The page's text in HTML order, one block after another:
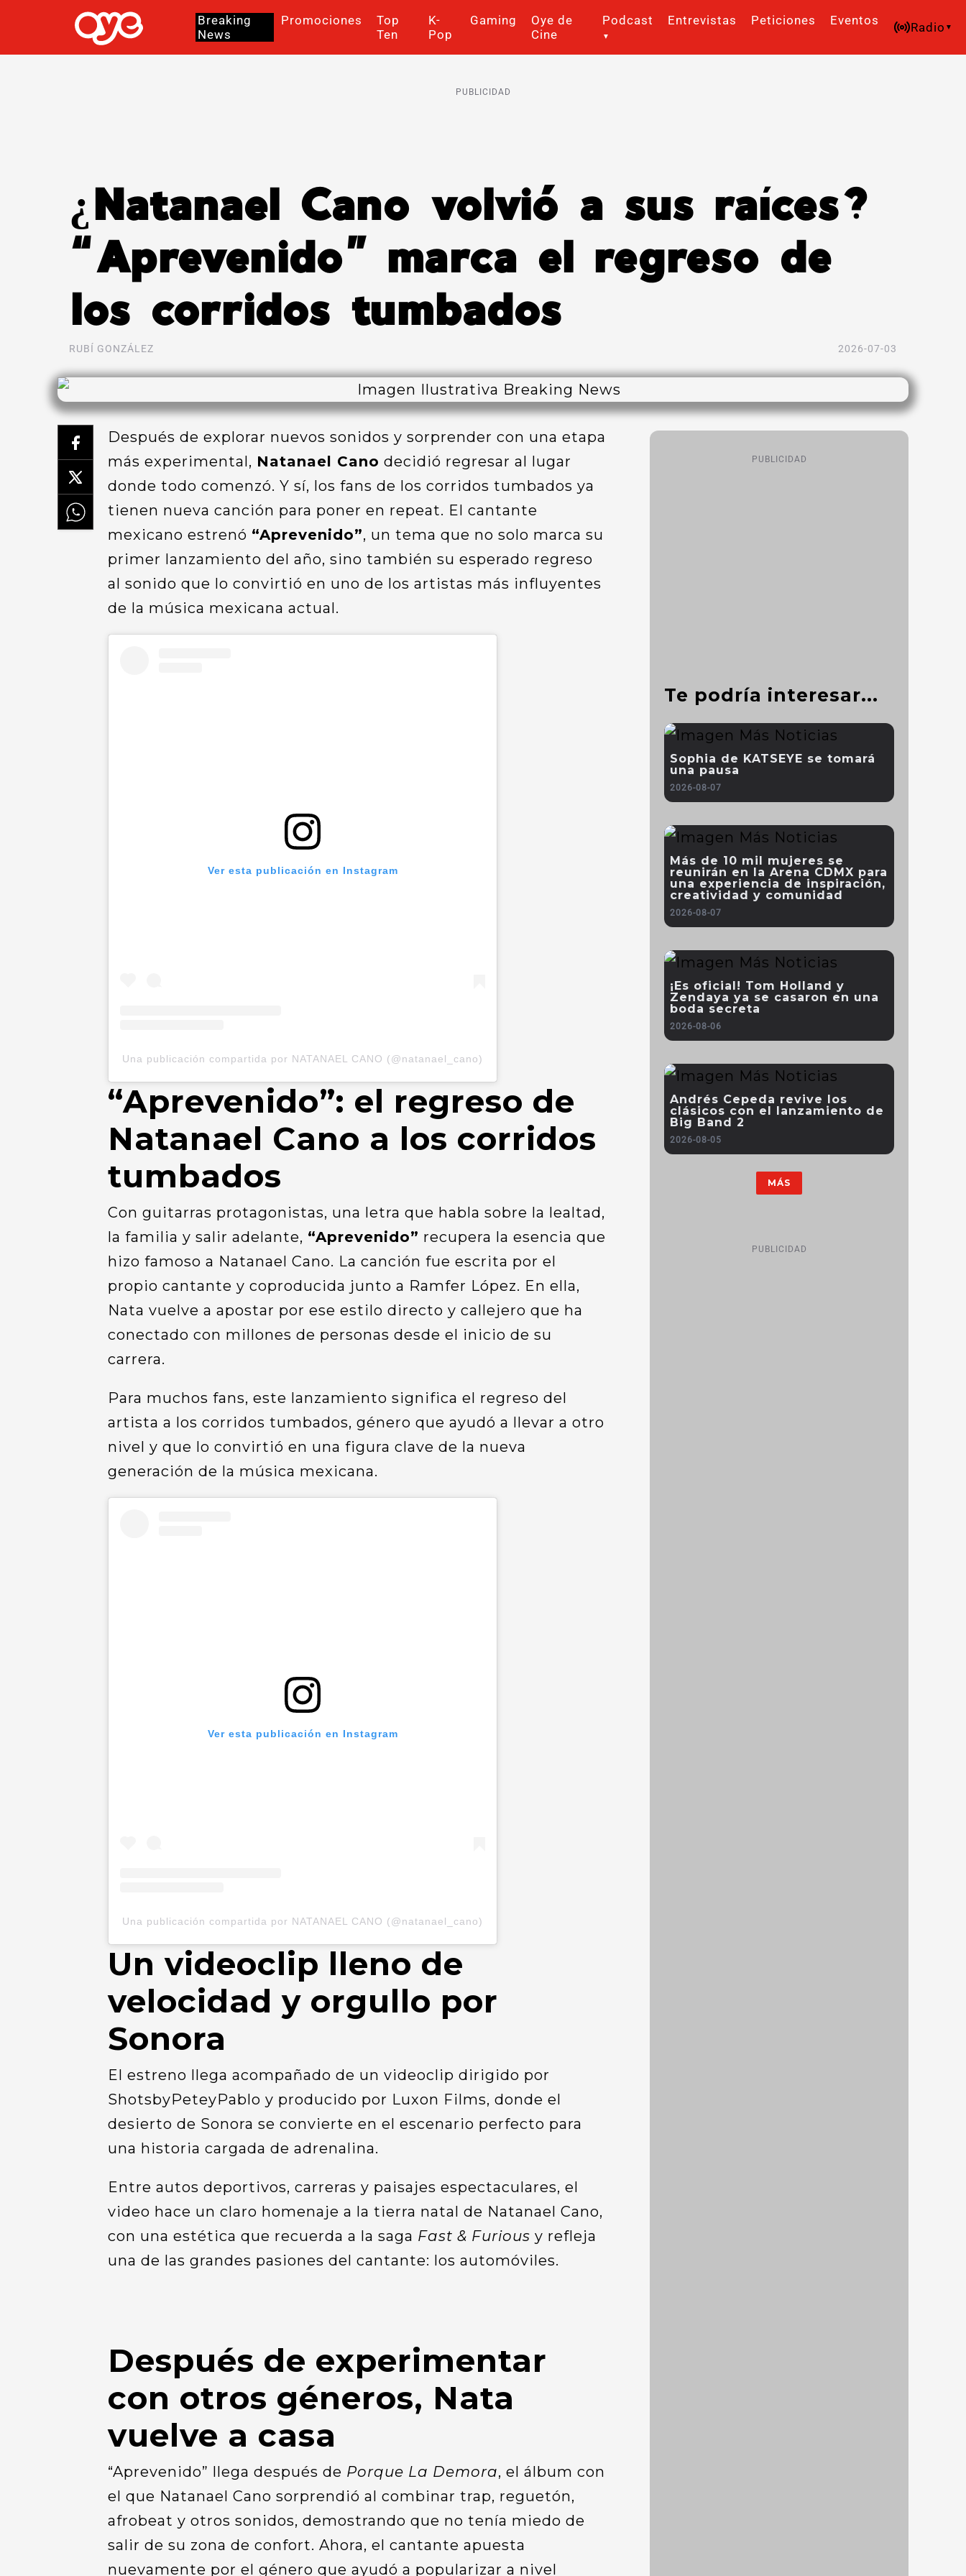
Breaking
News
Promociones
Top
Ten
K-
Pop
Gaming
Oye de
Cine
Podcast Entrevistas Peticiones Eventos Radio
PUBLICIDAD
¿Natanael Cano volvió a sus raíces?
“Aprevenido” marca el regreso de
los corridos tumbados
RUBÍ GONZÁLEZ 2026-07-03
Después de explorar nuevos sonidos y sorprender con una etapa
más experimental, Natanael Cano decidió regresar al lugar
donde todo comenzó. Y sí, los fans de los corridos tumbados ya
tienen nueva canción para poner en repeat. El cantante
mexicano estrenó “Aprevenido”, un tema que no solo marca su
primer lanzamiento del año, sino también su esperado regreso
al sonido que lo convirtió en uno de los artistas más influyentes
de la música mexicana actual.
Ver esta publicación en Instagram
Una publicación compartida por NATANAEL CANO (@natanael_cano)
“Aprevenido”: el regreso de
Natanael Cano a los corridos
tumbados
Con guitarras protagonistas, una letra que habla sobre la lealtad,
la familia y salir adelante, “Aprevenido” recupera la esencia que
hizo famoso a Natanael Cano. La canción fue escrita por el
propio cantante y coproducida junto a Ramfer López. En ella,
Nata vuelve a apostar por ese estilo directo y callejero que ha
conectado con millones de personas desde el inicio de su
carrera.
Para muchos fans, este lanzamiento significa el regreso del
artista a los corridos tumbados, género que ayudó a llevar a otro
nivel y que lo convirtió en una figura clave de la nueva
generación de la música mexicana.
Ver esta publicación en Instagram
Una publicación compartida por NATANAEL CANO (@natanael_cano)
Un videoclip lleno de
velocidad y orgullo por
Sonora
El estreno llega acompañado de un videoclip dirigido por
ShotsbyPeteyPablo y producido por Luxon Films, donde el
desierto de Sonora se convierte en el escenario perfecto para
una historia cargada de adrenalina.
Entre autos deportivos, carreras y paisajes espectaculares, el
video hace un claro homenaje a la tierra natal de Natanael Cano,
con una estética que recuerda a la saga Fast & Furious y refleja
una de las grandes pasiones del cantante: los automóviles.
Después de experimentar
con otros géneros, Nata
vuelve a casa
“Aprevenido” llega después de Porque La Demora, el álbum con
el que Natanael Cano sorprendió al combinar trap, reguetón,
afrobeat y otros sonidos, demostrando que no tenía miedo de
salir de su zona de confort. Ahora, el cantante apuesta
nuevamente por el género que ayudó a popularizar a nivel
PUBLICIDAD
Te podría interesar...
Sophia de KATSEYE se tomará
una pausa
2026-08-07
Más de 10 mil mujeres se
reunirán en la Arena CDMX para
una experiencia de inspiración,
creatividad y comunidad
2026-08-07
¡Es oficial! Tom Holland y
Zendaya ya se casaron en una
boda secreta
2026-08-06
Andrés Cepeda revive los
clásicos con el lanzamiento de
Big Band 2
2026-08-05
MÁS
PUBLICIDAD